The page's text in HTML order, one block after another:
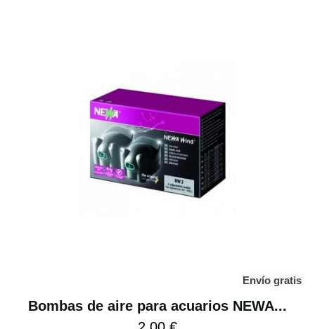
Envío gratis
Bombas de aire para acuarios NEWA...